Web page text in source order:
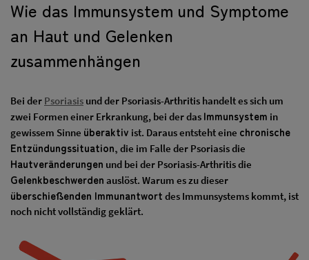
Wie das Immunsystem und Symptome
an Haut und Gelenken
zusammenhängen
Bei der Psoriasis und der Psoriasis-Arthritis handelt es sich um
zwei Formen einer Erkrankung, bei der das Immunsystem in
gewissem Sinne überaktiv ist. Daraus entsteht eine chronische
Entzündungssituation, die im Falle der Psoriasis die
Hautveränderungen und bei der Psoriasis-Arthritis die
Gelenkbeschwerden auslöst. Warum es zu dieser
überschießenden Immunantwort des Immunsystems kommt, ist
noch nicht vollständig geklärt.